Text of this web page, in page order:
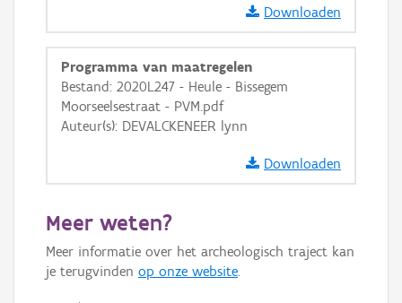
Basis Lagen
OSM-Basiskaart
Downloaden
Programma van maatregelen
Bestand: 2020L247 - Heule - Bissegem
Moorseelsestraat - PVM.pdf
Auteur(s): DEVALCKENEER lynn
Downloaden
Meer weten?
Meer informatie over het archeologisch traject kan
je terugvinden op onze website.